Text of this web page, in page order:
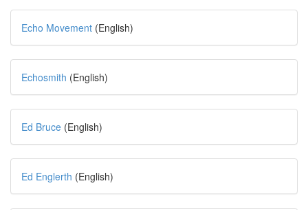
Echo Movement (English)
Echosmith (English)
Ed Bruce (English)
Ed Englerth (English)